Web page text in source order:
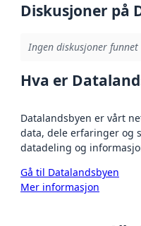
Diskusjoner på
Ingen diskusjoner funnet
Hva er
Datalandsbyen er vårt
data, dele erfaringer og
datadeling og
Gå til Datalandsbyen
Mer informasjon